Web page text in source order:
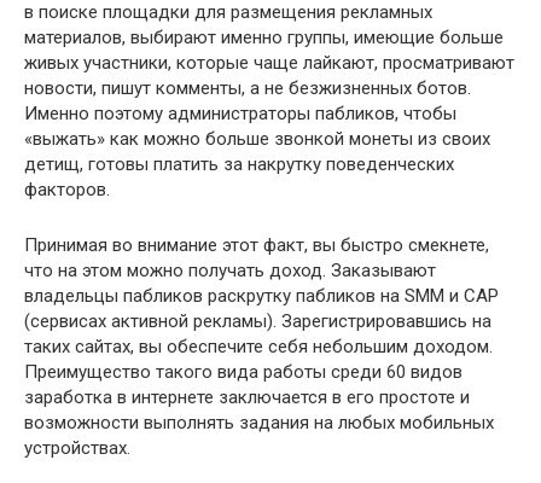
в поиске площадки для размещения рекламных
материалов, выбирают именно группы, имеющие больше
живых участники, которые чаще лайкают, просматривают
новости, пишут комменты, а не безжизненных ботов.
Именно поэтому администраторы пабликов, чтобы
«выжать» как можно больше звонкой монеты из своих
детищ, готовы платить за накрутку поведенческих
факторов.
Принимая во внимание этот факт, вы быстро смекнете,
что на этом можно получать доход. Заказывают
владельцы пабликов раскрутку пабликов на SMM и САР
(сервисах активной рекламы). Зарегистрировавшись на
таких сайтах, вы обеспечите себя небольшим доходом.
Преимущество такого вида работы среди 60 видов
заработка в интернете заключается в его простоте и
возможности выполнять задания на любых мобильных
устройствах.